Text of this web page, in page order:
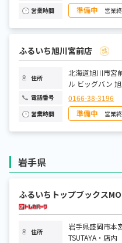
営業時間 準備中
日曜日
月曜日
水曜日
木曜日
金曜日
土曜日
ふるいち旭川宮前店
住所
北海道旭川市宮
ル ビッグバン
電話番号 0166-38-3196
営業時間 準備中
日曜日
土曜日
岩手県
ふるいちトップブックス
住所
岩手県盛岡市本
TSUTAYA・店内